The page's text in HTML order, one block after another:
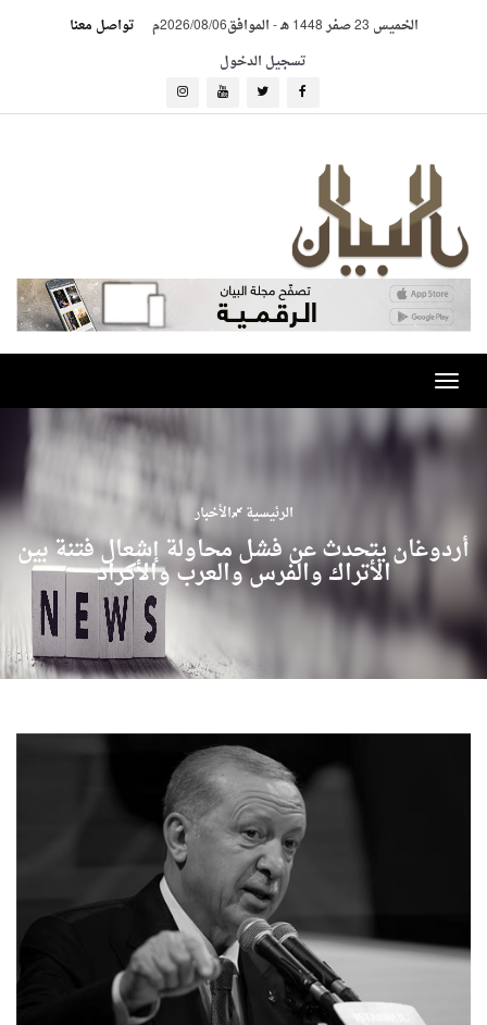
الخميس 23 صفر 1448 هـ -الموافق2026/08/06م
تواصل معنا
تسجيل الدخول
Toggle
navigation
الرئيسية الأخبار
أردوغان يتحدث عن فشل محاولة إشعال فتنة بين
الأتراك والفرس والعرب والأكراد